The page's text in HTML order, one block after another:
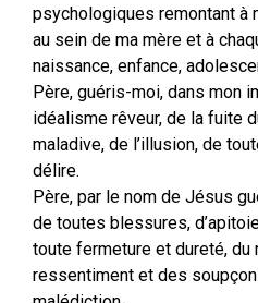
psychologiques remontant à
au sein de ma mère et à
naissance, enfance,
Père, guéris-moi, dans mon
idéalisme rêveur, de la fuite
maladive, de l’illusion, de
délire.
Père, par le nom de Jésus
de toutes blessures,
toute fermeture et dureté, du
ressentiment et des